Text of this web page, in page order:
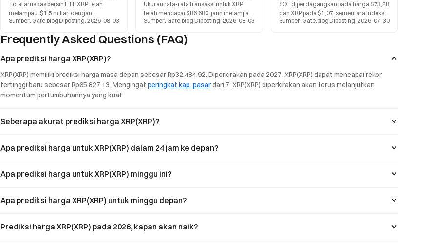
Total arus kas bersih ETF XRP telah
melampaui $1,5 miliar, dengan
tambahan $27,29 juta masuk pada bulan
sekitar 40% sejak awal tahun. Artikel ini
mengulas tiga tekanan utama di balik
ketidaksesuaian antara arus kas ETF dan
kinerja harga, serta membahas mengapa
alokasi institusi belum mampu
mendorong momentum kenaikan.
Sumber: Gate.blog Diposting:2026-08-03
Ukuran rata-rata transaksi untuk XRP
telah mencapai $86.680, jauh melampaui
Bitcoin yang sebesar $14.200 dan
menyoroti arus modal institusional dan
Sumber: Gate.blog Diposting: 2026-08-03
SOL diperdagangkan pada harga $73,28
dan XRP pada $1,07, sementara Indeks
Fear and Greed turun kembali ke angka
Sumber: Gate.blog Diposting: 2026-07-30
Frequently Asked Questions (FAQ)
Apa prediksi harga XRP(XRP)?
XRP(XRP) memiliki prediksi harga masa depan sebesar Rp32,484.92. Diperkirakan pada 2027, XRP(XRP) dapat mencapai rekor
tertinggi baru sebesar Rp65,827.13. Mengingat peringkat kap. pasar dari 7, XRP(XRP) diperkirakan akan terus melanjutkan
momentum pertumbuhannya yang kuat.
Seberapa akurat prediksi harga XRP(XRP)?
Apa prediksi harga untuk XRP(XRP) dalam 24 jam ke depan?
Apa prediksi harga untuk XRP(XRP) minggu ini?
Apa prediksi harga XRP(XRP) untuk minggu depan?
Prediksi harga XRP(XRP) pada 2026, kapan akan naik?